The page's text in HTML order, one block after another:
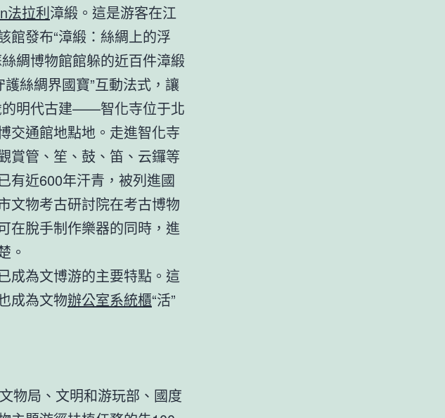
法拉利漳緞。這是游客在江
館發布“漳緞：絲綢上的浮
綢博物館館躲的近百件漳緞
絲綢界國寶”互動法式，讓
的明代古建——智化寺位于北
交通館地點地。走進智化寺
賞管、笙、鼓、笛、云鑼等
有近600年汗青，被列進國
文物考古研討院在考古博物
在脫手制作樂器的同時，進
。
為文博游的主要特點。這
成為文物辦公室系統櫃“活”
物局、文明和游玩部、國度